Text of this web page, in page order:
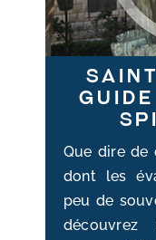
Que dire de
dont les
peu de